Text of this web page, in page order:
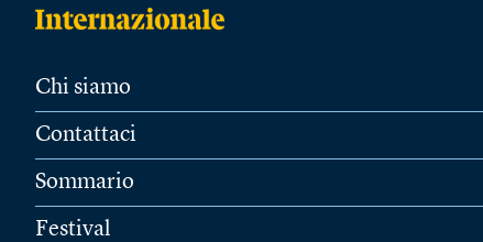
Chi siamo
Contattaci
Sommario
Festival